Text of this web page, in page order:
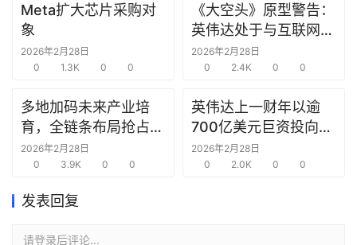
创
投
之
商
机
链
圈
Meta扩大芯片采购对
象
2026年2月28日
0
1.3K 0 0
《大空头》原型警告：
英伟达处于与互联网泡
沫时期思科同样的“危
险境地”
2026年2月28日
0
2.4K 0 0
多地加码未来产业培
育，全链条布局抢占新
赛道先机
2026年2月28日
0
3.9K 0 0
英伟达上一财年以逾
700亿美元巨资投向合
作方，竭力巩固AI芯片
需求
2026年2月28日
0
2.0K 0 0
发表回复
请登录后评论...